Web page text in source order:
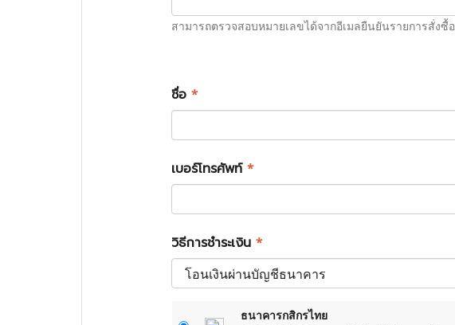
สามารถตรวจสอบหมายเลขได้จากอีเมลยืนยันรายการสั่งซื้อ
ชื่อ *
เบอร์โทรศัพท์ *
วิธีการชำระเงิน *
ธนาคารกสิกรไทย